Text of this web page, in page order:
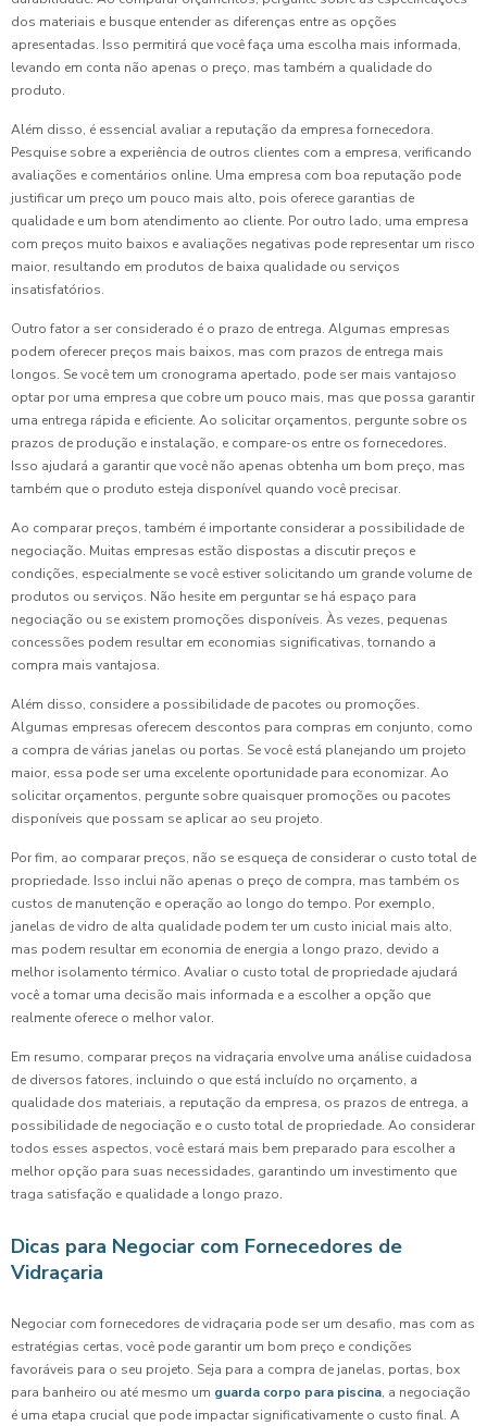
dos materiais e busque entender as diferenças entre as opções
apresentadas. Isso permitirá que você faça uma escolha mais informada,
levando em conta não apenas o preço, mas também a qualidade do
produto.
Além disso, é essencial avaliar a reputação da empresa fornecedora.
Pesquise sobre a experiência de outros clientes com a empresa, verificando
avaliações e comentários online. Uma empresa com boa reputação pode
justificar um preço um pouco mais alto, pois oferece garantias de
qualidade e um bom atendimento ao cliente. Por outro lado, uma empresa
com preços muito baixos e avaliações negativas pode representar um risco
maior, resultando em produtos de baixa qualidade ou serviços
insatisfatórios.
Outro fator a ser considerado é o prazo de entrega. Algumas empresas
podem oferecer preços mais baixos, mas com prazos de entrega mais
longos. Se você tem um cronograma apertado, pode ser mais vantajoso
optar por uma empresa que cobre um pouco mais, mas que possa garantir
uma entrega rápida e eficiente. Ao solicitar orçamentos, pergunte sobre os
prazos de produção e instalação, e compare-os entre os fornecedores.
Isso ajudará a garantir que você não apenas obtenha um bom preço, mas
também que o produto esteja disponível quando você precisar.
Ao comparar preços, também é importante considerar a possibilidade de
negociação. Muitas empresas estão dispostas a discutir preços e
condições, especialmente se você estiver solicitando um grande volume de
produtos ou serviços. Não hesite em perguntar se há espaço para
negociação ou se existem promoções disponíveis. Às vezes, pequenas
concessões podem resultar em economias significativas, tornando a
compra mais vantajosa.
Além disso, considere a possibilidade de pacotes ou promoções.
Algumas empresas oferecem descontos para compras em conjunto, como
a compra de várias janelas ou portas. Se você está planejando um projeto
maior, essa pode ser uma excelente oportunidade para economizar. Ao
solicitar orçamentos, pergunte sobre quaisquer promoções ou pacotes
disponíveis que possam se aplicar ao seu projeto.
Por fim, ao comparar preços, não se esqueça de considerar o custo total de
propriedade. Isso inclui não apenas o preço de compra, mas também os
custos de manutenção e operação ao longo do tempo. Por exemplo,
janelas de vidro de alta qualidade podem ter um custo inicial mais alto,
mas podem resultar em economia de energia a longo prazo, devido a
melhor isolamento térmico. Avaliar o custo total de propriedade ajudará
você a tomar uma decisão mais informada e a escolher a opção que
realmente oferece o melhor valor.
Em resumo, comparar preços na vidraçaria envolve uma análise cuidadosa
de diversos fatores, incluindo o que está incluído no orçamento, a
qualidade dos materiais, a reputação da empresa, os prazos de entrega, a
possibilidade de negociação e o custo total de propriedade. Ao considerar
todos esses aspectos, você estará mais bem preparado para escolher a
melhor opção para suas necessidades, garantindo um investimento que
traga satisfação e qualidade a longo prazo.
Dicas para Negociar com Fornecedores de
Vidraçaria
Negociar com fornecedores de vidraçaria pode ser um desafio, mas com as
estratégias certas, você pode garantir um bom preço e condições
favoráveis para o seu projeto. Seja para a compra de janelas, portas, box
para banheiro ou até mesmo um guarda corpo para piscina, a negociação
é uma etapa crucial que pode impactar significativamente o custo final. A